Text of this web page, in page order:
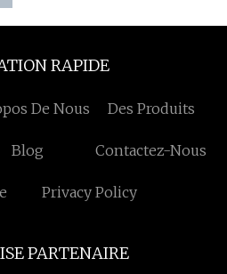
RAPIDE
De Nous Des Produits
Blog Contactez-Nous
Privacy Policy
PARTENAIRE